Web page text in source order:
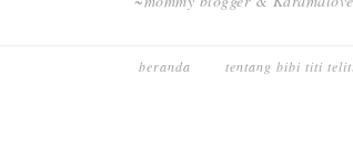
beranda tentang bibi titi